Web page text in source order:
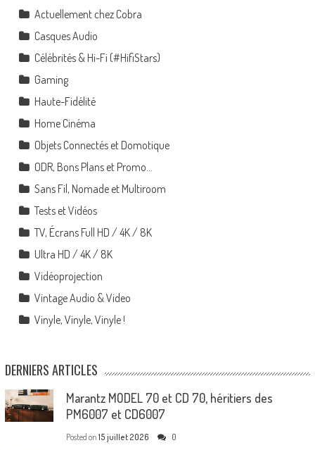
Actuellement chez Cobra
Casques Audio
Célébrités & Hi-Fi (#HifiStars)
Gaming
Haute-Fidélité
Home Cinéma
Objets Connectés et Domotique
ODR, Bons Plans et Promo…
Sans Fil, Nomade et Multiroom
Tests et Vidéos
TV, Écrans Full HD / 4K / 8K
Ultra HD / 4K / 8K
Vidéoprojection
Vintage Audio & Video
Vinyle, Vinyle, Vinyle !
DERNIERS ARTICLES
Marantz MODEL 70 et CD 70, héritiers des
PM6007 et CD6007
Posted on 15 juillet 2026 0